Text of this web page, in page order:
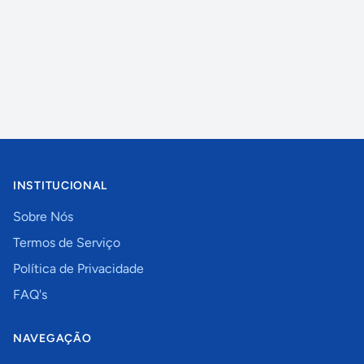
INSTITUCIONAL
Sobre Nós
Termos de Serviço
Política de Privacidade
FAQ's
NAVEGAÇÃO